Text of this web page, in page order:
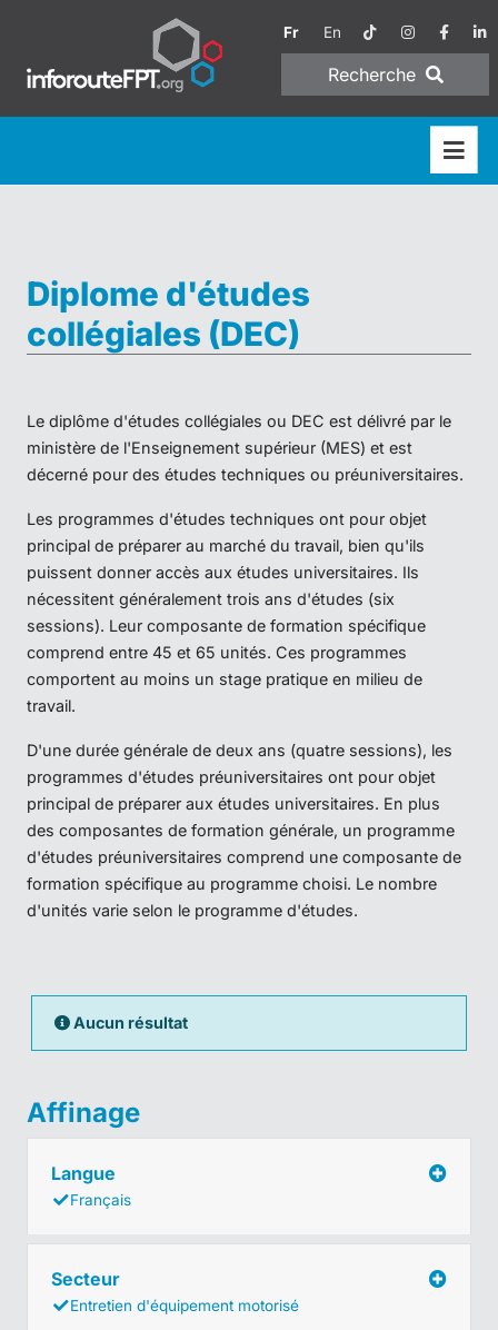
Fr En
Recherche
Diplome d'études
collégiales (DEC)
Le diplôme d'études collégiales ou DEC est délivré par le
ministère de l'Enseignement supérieur (MES) et est
décerné pour des études techniques ou préuniversitaires.
Les programmes d'études techniques ont pour objet
principal de préparer au marché du travail, bien qu'ils
puissent donner accès aux études universitaires. Ils
nécessitent généralement trois ans d'études (six
sessions). Leur composante de formation spécifique
comprend entre 45 et 65 unités. Ces programmes
comportent au moins un stage pratique en milieu de
travail.
D'une durée générale de deux ans (quatre sessions), les
programmes d'études préuniversitaires ont pour objet
principal de préparer aux études universitaires. En plus
des composantes de formation générale, un programme
d'études préuniversitaires comprend une composante de
formation spécifique au programme choisi. Le nombre
d'unités varie selon le programme d'études.
Aucun résultat
Affinage
Langue
Français
Secteur
Entretien d'équipement motorisé